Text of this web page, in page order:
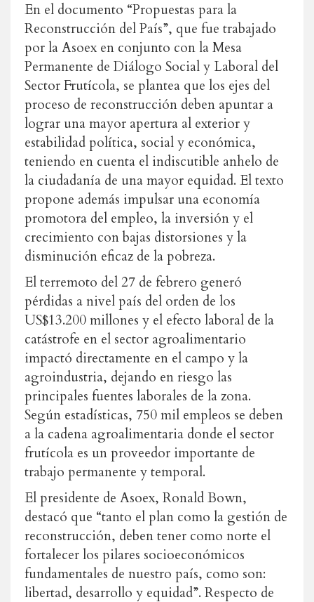
En el documento “Propuestas para la
Reconstrucción del País”, que fue trabajado
por la Asoex en conjunto con la Mesa
Permanente de Diálogo Social y Laboral del
Sector Frutícola, se plantea que los ejes del
proceso de reconstrucción deben apuntar a
lograr una mayor apertura al exterior y
estabilidad política, social y económica,
teniendo en cuenta el indiscutible anhelo de
la ciudadanía de una mayor equidad. El texto
propone además impulsar una economía
promotora del empleo, la inversión y el
crecimiento con bajas distorsiones y la
disminución eficaz de la pobreza.
El terremoto del 27 de febrero generó
pérdidas a nivel país del orden de los
US$13.200 millones y el efecto laboral de la
catástrofe en el sector agroalimentario
impactó directamente en el campo y la
agroindustria, dejando en riesgo las
principales fuentes laborales de la zona.
Según estadísticas, 750 mil empleos se deben
a la cadena agroalimentaria donde el sector
frutícola es un proveedor importante de
trabajo permanente y temporal.
El presidente de Asoex, Ronald Bown,
destacó que “tanto el plan como la gestión de
reconstrucción, deben tener como norte el
fortalecer los pilares socioeconómicos
fundamentales de nuestro país, como son:
libertad, desarrollo y equidad”. Respecto de